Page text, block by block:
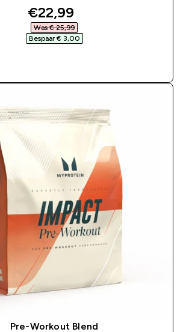
discounted price
€22,99‎
Was € 25,99‎
Bespaar € 3,00‎
Pre-Workout Blend